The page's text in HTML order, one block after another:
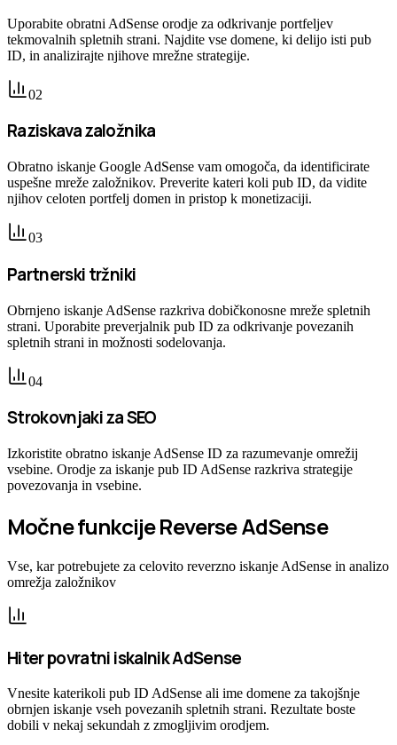
Uporabite obratni AdSense orodje za odkrivanje portfeljev
tekmovalnih spletnih strani. Najdite vse domene, ki delijo isti pub
ID, in analizirajte njihove mrežne strategije.
02
Raziskava založnika
Obratno iskanje Google AdSense vam omogoča, da identificirate
uspešne mreže založnikov. Preverite kateri koli pub ID, da vidite
njihov celoten portfelj domen in pristop k monetizaciji.
03
Partnerski tržniki
Obrnjeno iskanje AdSense razkriva dobičkonosne mreže spletnih
strani. Uporabite preverjalnik pub ID za odkrivanje povezanih
spletnih strani in možnosti sodelovanja.
04
Strokovnjaki za SEO
Izkoristite obratno iskanje AdSense ID za razumevanje omrežij
vsebine. Orodje za iskanje pub ID AdSense razkriva strategije
povezovanja in vsebine.
Močne funkcije Reverse AdSense
Vse, kar potrebujete za celovito reverzno iskanje AdSense in analizo
omrežja založnikov
Hiter povratni iskalnik AdSense
Vnesite katerikoli pub ID AdSense ali ime domene za takojšnje
obrnjen iskanje vseh povezanih spletnih strani. Rezultate boste
dobili v nekaj sekundah z zmogljivim orodjem.